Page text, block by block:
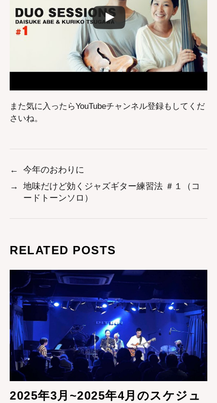
また気に入ったらYouTubeチャンネル登録もしてくだ
さいね。
←
今年のおわりに
→
地味だけど効くジャズギター練習法 ＃１（コ
ードトーンソロ）
RELATED POSTS
2025年3月~2025年4月のスケジュ